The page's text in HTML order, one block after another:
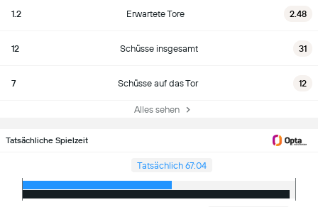
1.2 Erwartete Tore 2.48
12 Schüsse insgesamt 31
7 Schüsse auf das Tor 12
Alles sehen
Tatsächliche Spielzeit
Tatsächlich 67:04